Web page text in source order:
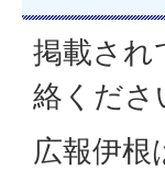
掲載され
絡くださ
広報伊根